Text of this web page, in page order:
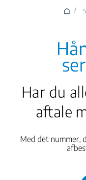
/
Har du
aftale
Med det nummer,